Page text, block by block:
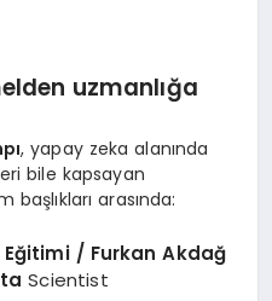
uzmanlığa
, yapay zeka alanında
bile kapsayan
arasında:
/ Furkan Akdağ
Scientist